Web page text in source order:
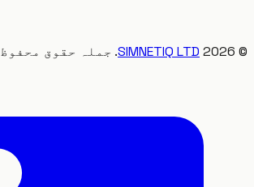
SIMNETIQ LTD. جملہ حقوق محفوظ ہیں۔